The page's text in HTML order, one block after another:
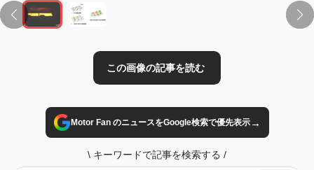
Motor Fan のニュースをGoogle検索で優先表示→
\ キーワードで記事を検索する /